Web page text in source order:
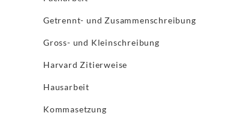
Getrennt- und Zusammenschreibung
Gross- und Kleinschreibung
Harvard Zitierweise
Hausarbeit
Kommasetzung